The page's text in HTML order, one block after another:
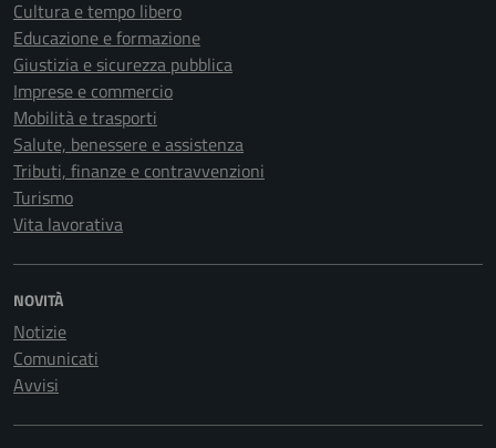
Cultura e tempo libero
Educazione e formazione
Giustizia e sicurezza pubblica
Imprese e commercio
Mobilità e trasporti
Salute, benessere e assistenza
Tributi, finanze e contravvenzioni
Turismo
Vita lavorativa
NOVITÀ
Notizie
Comunicati
Avvisi